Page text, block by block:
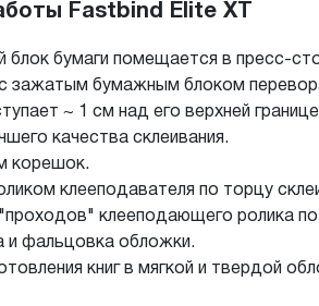
Fastbind Elite XT
блок бумаги помещается в пресс-
зажатым бумажным блоком
~ 1 см над его верхней
качества склеивания.
корешок.
клееподавателя по торцу
клееподающего ролика
и фальцовка обложки.
книг в мягкой и твердой